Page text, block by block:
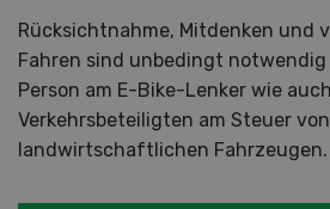
Rücksichtnahme, Mitdenken und
Fahren sind unbedingt
Person am E-Bike-Lenker wie
Verkehrsbeteiligten am Steuer
landwirtschaftlichen Fahrzeugen.